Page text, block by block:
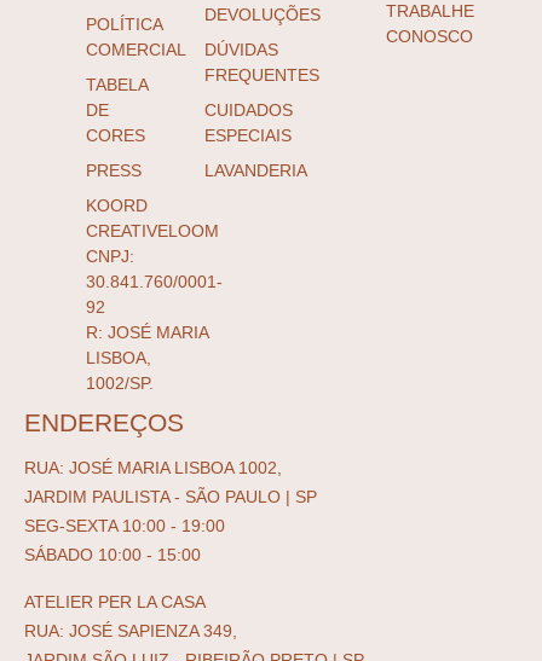
POLÍTICA
COMERCIAL
TABELA
DE
CORES
PRESS
KOORD
CREATIVELOOM
CNPJ:
30.841.760/0001-
92
R: JOSÉ MARIA
LISBOA,
1002/SP.
DEVOLUÇÕES
DÚVIDAS
FREQUENTES
CUIDADOS
ESPECIAIS
LAVANDERIA
TRABALHE
CONOSCO
ENDEREÇOS
RUA: JOSÉ MARIA LISBOA 1002,
JARDIM PAULISTA - SÃO PAULO | SP
SEG-SEXTA 10:00 - 19:00
SÁBADO 10:00 - 15:00
ATELIER PER LA CASA
RUA: JOSÉ SAPIENZA 349,